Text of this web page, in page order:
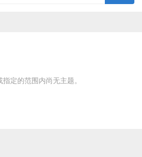
指定的范围内尚无主题。